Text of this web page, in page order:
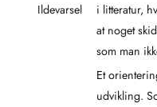
Ildevarsel
i litteratur,
at noget
som man
Et
udvikling.